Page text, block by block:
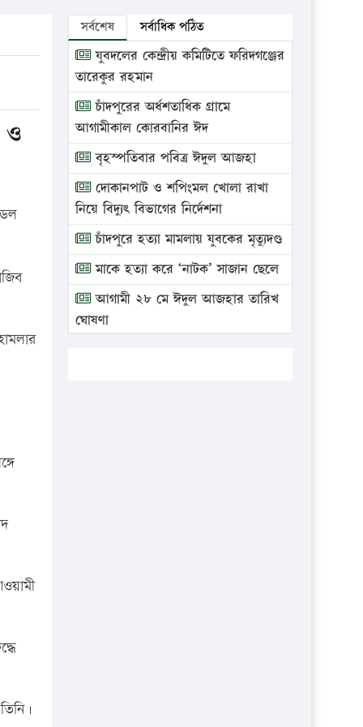
ও
সর্বশেষ সর্বাধিক পঠিত
যুবদলের কেন্দ্রীয় কমিটিতে ফরিদগঞ্জের
তারেকুর রহমান
চাঁদপুরের অর্ধশতাধিক গ্রামে
আগামীকাল কোরবানির ঈদ
বৃহস্পতিবার পবিত্র ঈদুল আজহা
দোকানপাট ও শপিংমল খোলা রাখা
নিয়ে বিদ্যুৎ বিভাগের নির্দেশনা
চাঁদপুরে হত্যা মামলায় যুবকের মৃত্যুদণ্ড
মাকে হত্যা করে ‘নাটক’ সাজান ছেলে
আগামী ২৮ মে ঈদুল আজহার তারিখ
ঘোষণা